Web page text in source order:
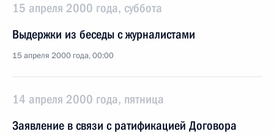
15 апреля 2000 года, суббота
Выдержки из беседы с журналистами
15 апреля 2000 года, 00:00
14 апреля 2000 года, пятница
Заявление в связи с ратификацией Договора